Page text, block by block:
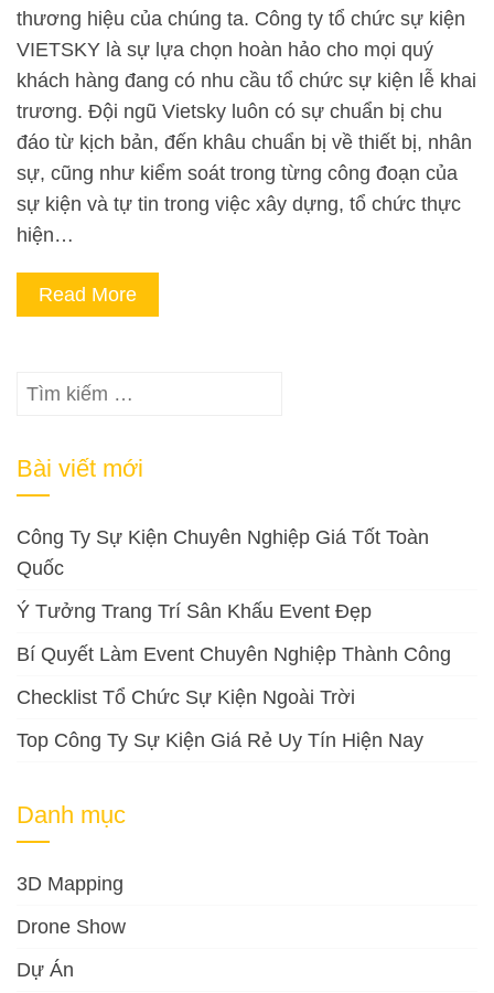
thương hiệu của chúng ta. Công ty tổ chức sự kiện
VIETSKY là sự lựa chọn hoàn hảo cho mọi quý
khách hàng đang có nhu cầu tổ chức sự kiện lễ khai
trương. Đội ngũ Vietsky luôn có sự chuẩn bị chu
đáo từ kịch bản, đến khâu chuẩn bị về thiết bị, nhân
sự, cũng như kiểm soát trong từng công đoạn của
sự kiện và tự tin trong việc xây dựng, tổ chức thực
hiện…
Read More
Tìm
Bài viết mới
Công Ty Sự Kiện Chuyên Nghiệp Giá Tốt Toàn
Quốc
Ý Tưởng Trang Trí Sân Khấu Event Đẹp
Bí Quyết Làm Event Chuyên Nghiệp Thành Công
Checklist Tổ Chức Sự Kiện Ngoài Trời
Top Công Ty Sự Kiện Giá Rẻ Uy Tín Hiện Nay
Danh mục
3D Mapping
Drone Show
Dự Án